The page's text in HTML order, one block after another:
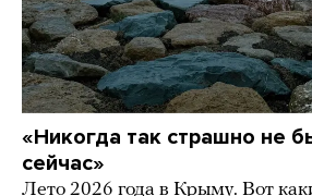
«Никогда так страшно не
сейчас»
Лето 2026 года в Крыму. Вот